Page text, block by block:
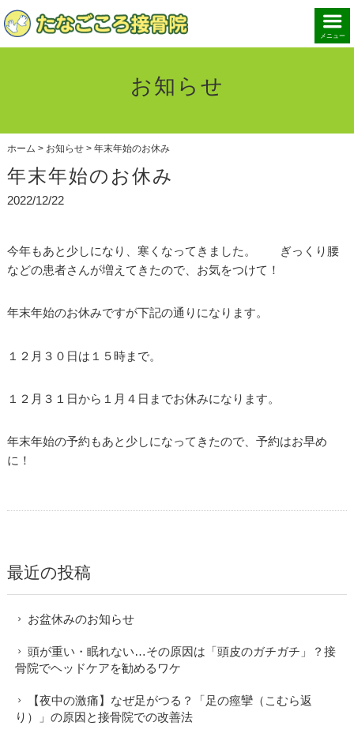
メニュー
お知らせ
ホーム > お知らせ> 年末年始のお休み
年末年始のお休み
2022/12/22
今年もあと少しになり、寒くなってきました。 ぎっくり腰
などの患者さんが増えてきたので、お気をつけて！
年末年始のお休みですが下記の通りになります。
１２月３０日は１５時まで。
１２月３１日から１月４日までお休みになります。
年末年始の予約もあと少しになってきたので、予約はお早め
に！­
最近の投稿
お盆休みのお知らせ
頭が重い・眠れない…その原因は「頭皮のガチガチ」？接
骨院でヘッドケアを勧めるワケ
【夜中の激痛】なぜ足がつる？「足の痙攣（こむら返
り）」の原因と接骨院での改善法